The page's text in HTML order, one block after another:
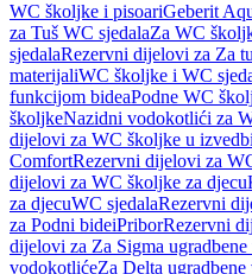
WC školjke i pisoariGeberit
za Tuš WC sjedalaZa WC
sjedalaRezervni dijelovi za Za
materijaliWC školjke i WC
funkcijom bideaPodne WC
školjkeNazidni vodokotlići za
dijelovi za WC školjke u
ComfortRezervni dijelovi za
dijelovi za WC školjke za djecu
za djecuWC sjedalaRezervni
za Podni bideiPriborRezervni
dijelovi za Za Sigma
vodokotlićeZa Delta